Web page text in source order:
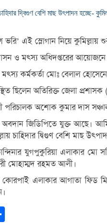
দ্বিগুণ বেশি মাছ উৎপাদন হচ্ছে-
এই স্লোগান নিয়ে
ও মৎস্য অধিদপ্তরের আয়োজনে
কর্মকর্তা মোঃ বেলাল
ছিলেন অতিরিক্ত জেলা
পরিচালক অশোক কুমার দাস
অবদান জিডিপিতে যুক্ত আছে।
চাহিদার দ্বিগুণ বেশি মাছ
যুগপুকুরিয়া এলাকার মো
মোহাম্মদ রহমত আলী।
কোরপাই এলাকার আগাতা ফিড